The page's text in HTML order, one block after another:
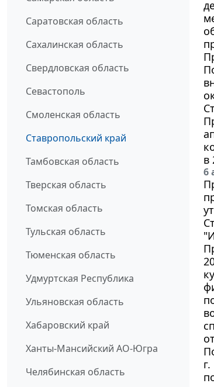
Саратовская область
Сахалинская область
Свердловская область
Севастополь
Смоленская область
Ставропольский край
Тамбовская область
Тверская область
Томская область
Тульская область
Тюменская область
Удмуртская Республика
Ульяновская область
Хабаровский край
Ханты-Мансийский АО-Югра
Челябинская область
в
6